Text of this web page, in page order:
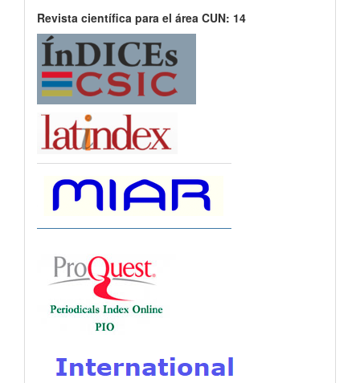
Revista científica para el área CUN: 14